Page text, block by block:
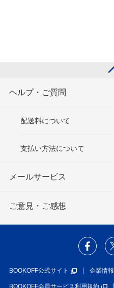
ヘルプ・ご質問
配送料について
支払い方法について
メールサービス
ご意見・ご感想
BOOKOFF公式サイト 企業情報
BOOKOFF会員サービス利用規約